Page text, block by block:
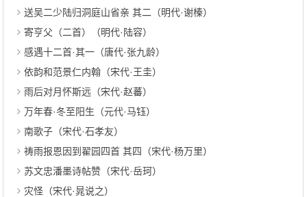
送吴二少陆归洞庭山省亲 其二（明代·谢榛）
寄亨父（二首）（明代·陆容）
感遇十二首·其一（唐代·张九龄）
依韵和范景仁内翰（宋代·王圭）
雨后对月怀斯远（宋代·赵蕃）
万年春·冬至阳生（元代·马钰）
南歌子（宋代·石孝友）
祷雨报恩因到翟园四首 其四（宋代·杨万里）
苏文忠潘墨诗帖赞（宋代·岳珂）
灾怪（宋代·晁说之）